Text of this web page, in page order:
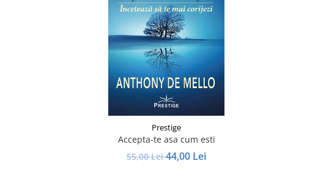
Prestige
Accepta-te asa cum esti
55,00 Lei44,00 Lei